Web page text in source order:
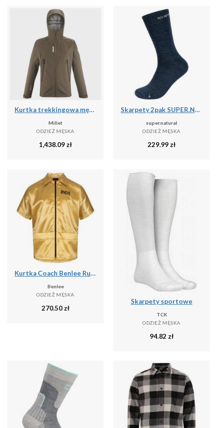
Kurtka trekkingowa męska MILLET Seneca Gtx 3L Jkt M
Millet
ODZIEŻ MĘSKA
1,438.09 zł
Skarpety 2pak SUPER.NATURAL SN All Day Socks 2-pack
super.natural
ODZIEŻ MĘSKA
229.99 zł
Kurtka Coach Benlee Rutland
Benlee
ODZIEŻ MĘSKA
270.50 zł
Skarpety sportowe
TCK
ODZIEŻ MĘSKA
94.82 zł